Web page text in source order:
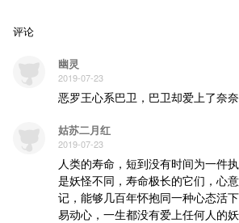
评论
幽灵
2019-07-23
恶罗王心系巴卫，巴卫却爱上了奈
姑苏二月红
2019-07-23
人类的寿命，短到没有时间为一件
是妖怪不同，寿命极长的它们，心
记，能够几百年怀抱同一种心态活
易动心，一生都没有爱上任何人的